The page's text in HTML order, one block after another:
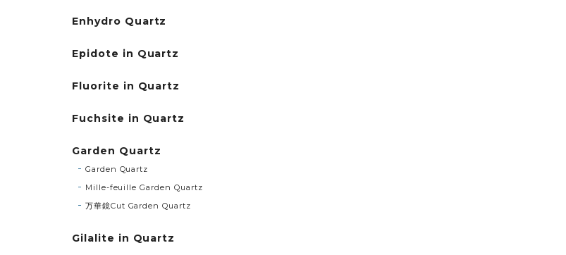
Enhydro Quartz
Epidote in Quartz
Fluorite in Quartz
Fuchsite in Quartz
Garden Quartz
Garden Quartz
Mille-feuille Garden Quartz
万華鏡Cut Garden Quartz
Gilalite in Quartz